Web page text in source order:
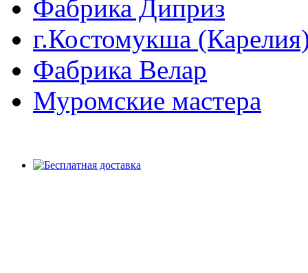
Фабрика Диприз
г.Костомукша
Фабрика Велар
Муромские мастера